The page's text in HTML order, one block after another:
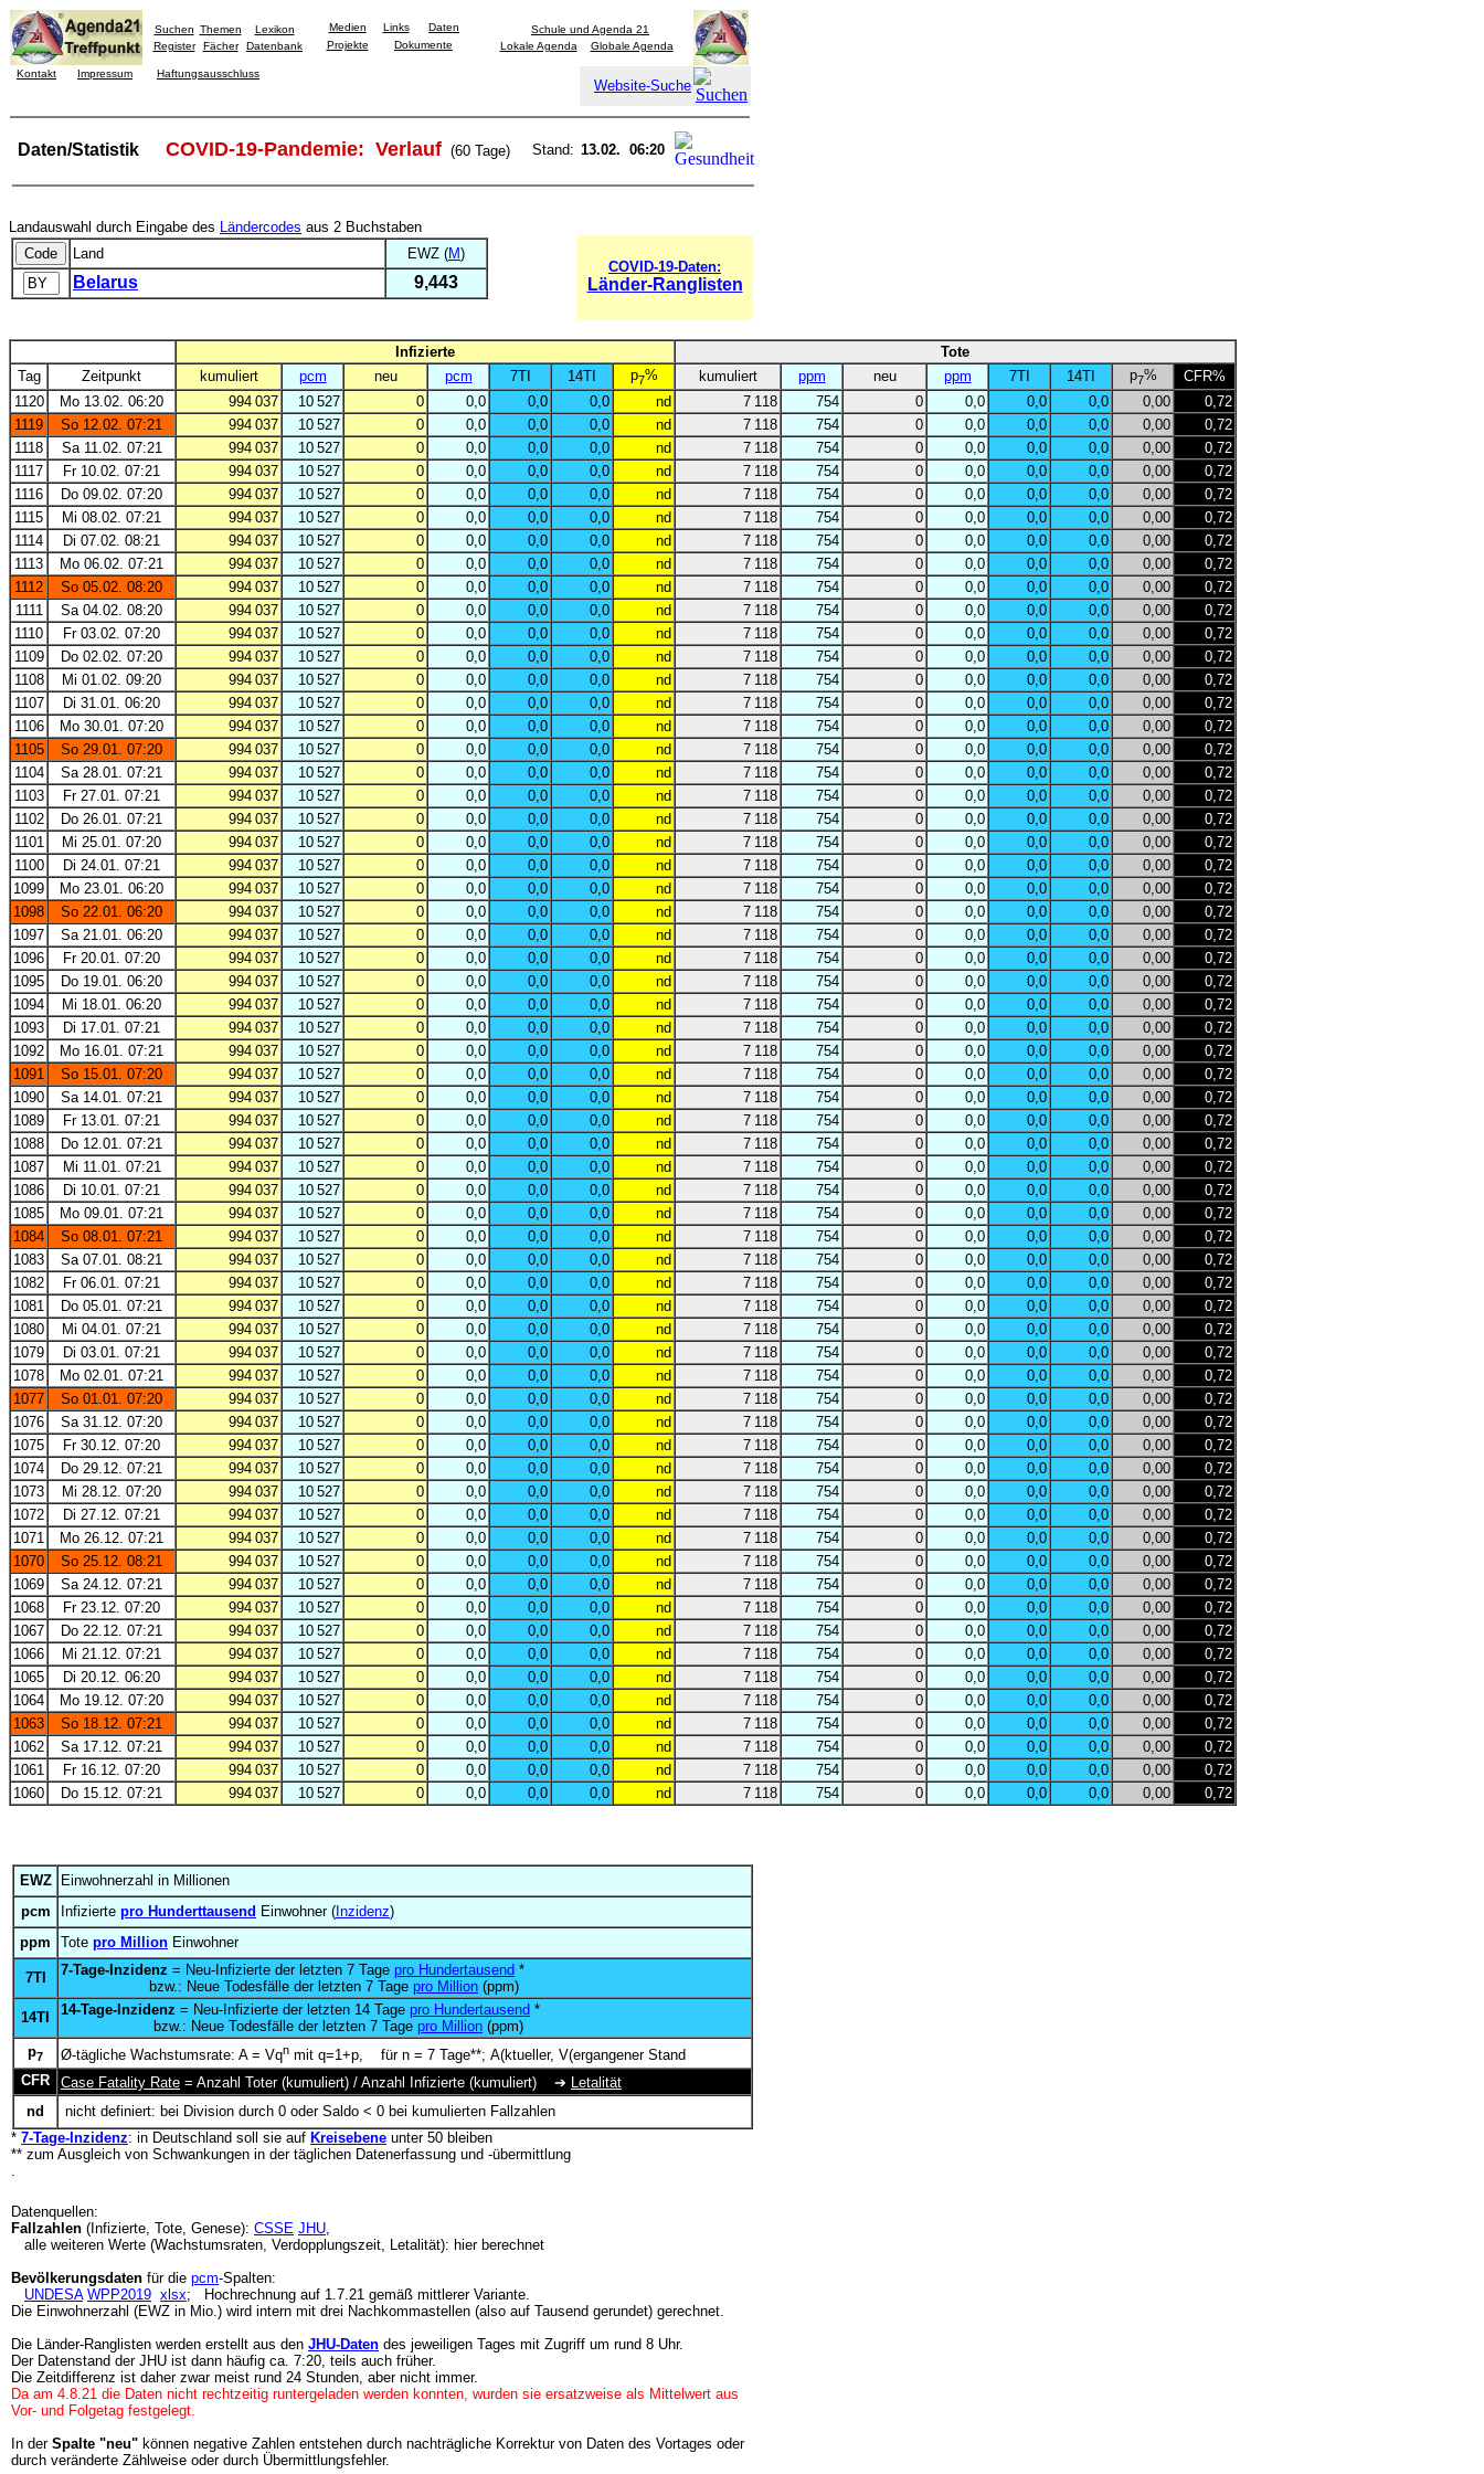
Suchen Themen
Lexikon
Register
Fächer Datenbank
Medien Links
Daten
Projekte
Dokumente
Schule und Agenda 21
Lokale Agenda
Globale Agenda
Kontakt Impressum Haftungsausschluss
Website-Suche
Daten/Statistik COVID-19-Pandemie: Verlauf (60 Tage) Stand: 13.02. 06:20
Landauswahl durch Eingabe des Ländercodes aus 2 Buchstaben
Land
EWZ (M)
Belarus 9,443
COVID-19-Daten:
Länder-Ranglisten
Infizierte
Tote
Tag
Zeitpunkt kumuliert pcm neu pcm 7TI 14TI p7% kumuliert ppm neu ppm 7TI 14TI p7%
CFR%
1120
Mo 13.02. 06:20 994 037 10 527 0 0,0 0,0 0,0 nd 7 118 754 0 0,0 0,0 0,0 0,00
0,72
1119
So 12.02. 07:21 994 037 10 527 0 0,0 0,0 0,0 nd 7 118 754 0 0,0 0,0 0,0 0,00
0,72
1118
Sa 11.02. 07:21 994 037 10 527 0 0,0 0,0 0,0 nd 7 118 754 0 0,0 0,0 0,0 0,00
0,72
1117
Fr 10.02. 07:21 994 037 10 527 0 0,0 0,0 0,0 nd 7 118 754 0 0,0 0,0 0,0 0,00
0,72
1116
Do 09.02. 07:20 994 037 10 527 0 0,0 0,0 0,0 nd 7 118 754 0 0,0 0,0 0,0 0,00
0,72
1115
Mi 08.02. 07:21 994 037 10 527 0 0,0 0,0 0,0 nd 7 118 754 0 0,0 0,0 0,0 0,00
0,72
1114
Di 07.02. 08:21 994 037 10 527 0 0,0 0,0 0,0 nd 7 118 754 0 0,0 0,0 0,0 0,00
0,72
1113
Mo 06.02. 07:21 994 037 10 527 0 0,0 0,0 0,0 nd 7 118 754 0 0,0 0,0 0,0 0,00
0,72
1112
So 05.02. 08:20 994 037 10 527 0 0,0 0,0 0,0 nd 7 118 754 0 0,0 0,0 0,0 0,00
0,72
1111
Sa 04.02. 08:20 994 037 10 527 0 0,0 0,0 0,0 nd 7 118 754 0 0,0 0,0 0,0 0,00
0,72
1110
Fr 03.02. 07:20 994 037 10 527 0 0,0 0,0 0,0 nd 7 118 754 0 0,0 0,0 0,0 0,00
0,72
1109
Do 02.02. 07:20 994 037 10 527 0 0,0 0,0 0,0 nd 7 118 754 0 0,0 0,0 0,0 0,00
0,72
1108
Mi 01.02. 09:20 994 037 10 527 0 0,0 0,0 0,0 nd 7 118 754 0 0,0 0,0 0,0 0,00
0,72
1107
Di 31.01. 06:20 994 037 10 527 0 0,0 0,0 0,0 nd 7 118 754 0 0,0 0,0 0,0 0,00
0,72
1106
Mo 30.01. 07:20 994 037 10 527 0 0,0 0,0 0,0 nd 7 118 754 0 0,0 0,0 0,0 0,00
0,72
1105
So 29.01. 07:20 994 037 10 527 0 0,0 0,0 0,0 nd 7 118 754 0 0,0 0,0 0,0 0,00
0,72
1104
Sa 28.01. 07:21 994 037 10 527 0 0,0 0,0 0,0 nd 7 118 754 0 0,0 0,0 0,0 0,00
0,72
1103
Fr 27.01. 07:21 994 037 10 527 0 0,0 0,0 0,0 nd 7 118 754 0 0,0 0,0 0,0 0,00
0,72
1102
Do 26.01. 07:21 994 037 10 527 0 0,0 0,0 0,0 nd 7 118 754 0 0,0 0,0 0,0 0,00
0,72
1101
Mi 25.01. 07:20 994 037 10 527 0 0,0 0,0 0,0 nd 7 118 754 0 0,0 0,0 0,0 0,00
0,72
1100
Di 24.01. 07:21 994 037 10 527 0 0,0 0,0 0,0 nd 7 118 754 0 0,0 0,0 0,0 0,00
0,72
1099
Mo 23.01. 06:20 994 037 10 527 0 0,0 0,0 0,0 nd 7 118 754 0 0,0 0,0 0,0 0,00
0,72
1098
So 22.01. 06:20 994 037 10 527 0 0,0 0,0 0,0 nd 7 118 754 0 0,0 0,0 0,0 0,00
0,72
1097
Sa 21.01. 06:20 994 037 10 527 0 0,0 0,0 0,0 nd 7 118 754 0 0,0 0,0 0,0 0,00
0,72
1096
Fr 20.01. 07:20 994 037 10 527 0 0,0 0,0 0,0 nd 7 118 754 0 0,0 0,0 0,0 0,00
0,72
1095
Do 19.01. 06:20 994 037 10 527 0 0,0 0,0 0,0 nd 7 118 754 0 0,0 0,0 0,0 0,00
0,72
1094
Mi 18.01. 06:20 994 037 10 527 0 0,0 0,0 0,0 nd 7 118 754 0 0,0 0,0 0,0 0,00
0,72
1093
Di 17.01. 07:21 994 037 10 527 0 0,0 0,0 0,0 nd 7 118 754 0 0,0 0,0 0,0 0,00
0,72
1092
Mo 16.01. 07:21 994 037 10 527 0 0,0 0,0 0,0 nd 7 118 754 0 0,0 0,0 0,0 0,00
0,72
1091
So 15.01. 07:20 994 037 10 527 0 0,0 0,0 0,0 nd 7 118 754 0 0,0 0,0 0,0 0,00
0,72
1090
Sa 14.01. 07:21 994 037 10 527 0 0,0 0,0 0,0 nd 7 118 754 0 0,0 0,0 0,0 0,00
0,72
1089
Fr 13.01. 07:21 994 037 10 527 0 0,0 0,0 0,0 nd 7 118 754 0 0,0 0,0 0,0 0,00
0,72
1088
Do 12.01. 07:21 994 037 10 527 0 0,0 0,0 0,0 nd 7 118 754 0 0,0 0,0 0,0 0,00
0,72
1087
Mi 11.01. 07:21 994 037 10 527 0 0,0 0,0 0,0 nd 7 118 754 0 0,0 0,0 0,0 0,00
0,72
1086
Di 10.01. 07:21 994 037 10 527 0 0,0 0,0 0,0 nd 7 118 754 0 0,0 0,0 0,0 0,00
0,72
1085
Mo 09.01. 07:21 994 037 10 527 0 0,0 0,0 0,0 nd 7 118 754 0 0,0 0,0 0,0 0,00
0,72
1084
So 08.01. 07:21 994 037 10 527 0 0,0 0,0 0,0 nd 7 118 754 0 0,0 0,0 0,0 0,00
0,72
1083
Sa 07.01. 08:21 994 037 10 527 0 0,0 0,0 0,0 nd 7 118 754 0 0,0 0,0 0,0 0,00
0,72
1082
Fr 06.01. 07:21 994 037 10 527 0 0,0 0,0 0,0 nd 7 118 754 0 0,0 0,0 0,0 0,00
0,72
1081
Do 05.01. 07:21 994 037 10 527 0 0,0 0,0 0,0 nd 7 118 754 0 0,0 0,0 0,0 0,00
0,72
1080
Mi 04.01. 07:21 994 037 10 527 0 0,0 0,0 0,0 nd 7 118 754 0 0,0 0,0 0,0 0,00
0,72
1079
Di 03.01. 07:21 994 037 10 527 0 0,0 0,0 0,0 nd 7 118 754 0 0,0 0,0 0,0 0,00
0,72
1078
Mo 02.01. 07:21 994 037 10 527 0 0,0 0,0 0,0 nd 7 118 754 0 0,0 0,0 0,0 0,00
0,72
1077
So 01.01. 07:20 994 037 10 527 0 0,0 0,0 0,0 nd 7 118 754 0 0,0 0,0 0,0 0,00
0,72
1076
Sa 31.12. 07:20 994 037 10 527 0 0,0 0,0 0,0 nd 7 118 754 0 0,0 0,0 0,0 0,00
0,72
1075
Fr 30.12. 07:20 994 037 10 527 0 0,0 0,0 0,0 nd 7 118 754 0 0,0 0,0 0,0 0,00
0,72
1074
Do 29.12. 07:21 994 037 10 527 0 0,0 0,0 0,0 nd 7 118 754 0 0,0 0,0 0,0 0,00
0,72
1073
Mi 28.12. 07:20 994 037 10 527 0 0,0 0,0 0,0 nd 7 118 754 0 0,0 0,0 0,0 0,00
0,72
1072
Di 27.12. 07:21 994 037 10 527 0 0,0 0,0 0,0 nd 7 118 754 0 0,0 0,0 0,0 0,00
0,72
1071
Mo 26.12. 07:21 994 037 10 527 0 0,0 0,0 0,0 nd 7 118 754 0 0,0 0,0 0,0 0,00
0,72
1070
So 25.12. 08:21 994 037 10 527 0 0,0 0,0 0,0 nd 7 118 754 0 0,0 0,0 0,0 0,00
0,72
1069
Sa 24.12. 07:21 994 037 10 527 0 0,0 0,0 0,0 nd 7 118 754 0 0,0 0,0 0,0 0,00
0,72
1068
Fr 23.12. 07:20 994 037 10 527 0 0,0 0,0 0,0 nd 7 118 754 0 0,0 0,0 0,0 0,00
0,72
1067
Do 22.12. 07:21 994 037 10 527 0 0,0 0,0 0,0 nd 7 118 754 0 0,0 0,0 0,0 0,00
0,72
1066
Mi 21.12. 07:21 994 037 10 527 0 0,0 0,0 0,0 nd 7 118 754 0 0,0 0,0 0,0 0,00
0,72
1065
Di 20.12. 06:20 994 037 10 527 0 0,0 0,0 0,0 nd 7 118 754 0 0,0 0,0 0,0 0,00
0,72
1064
Mo 19.12. 07:20 994 037 10 527 0 0,0 0,0 0,0 nd 7 118 754 0 0,0 0,0 0,0 0,00
0,72
1063
So 18.12. 07:21 994 037 10 527 0 0,0 0,0 0,0 nd 7 118 754 0 0,0 0,0 0,0 0,00
0,72
1062
Sa 17.12. 07:21 994 037 10 527 0 0,0 0,0 0,0 nd 7 118 754 0 0,0 0,0 0,0 0,00
0,72
1061
Fr 16.12. 07:20 994 037 10 527 0 0,0 0,0 0,0 nd 7 118 754 0 0,0 0,0 0,0 0,00
0,72
1060
Do 15.12. 07:21 994 037 10 527 0 0,0 0,0 0,0 nd 7 118 754 0 0,0 0,0 0,0 0,00 0,72
EWZ
Einwohnerzahl in Millionen
pcm
Infizierte pro Hunderttausend Einwohner ( Inzidenz)
ppm
Tote pro Million Einwohner
7TI 7-Tage-Inzidenz = Neu-Infizierte der letzten 7 Tage pro Hundertausend *
bzw.: Neue Todesfälle der letzten 7 Tage pro Million (ppm)
14TI
14-Tage-Inzidenz = Neu-Infizierte der letzten 14 Tage pro Hundertausend *
bzw.: Neue Todesfälle der letzten 7 Tage pro Million (ppm)
p7 Ø-tägliche Wachstumsrate: A = Vqn mit q=1+p, für n = 7 Tage**; A(ktueller, V(ergangener Stand
CFR
Case Fatality Rate = Anzahl Toter (kumuliert) / Anzahl Infizierte (kumuliert) ➔ Letalität
nd
nicht definiert: bei Division durch 0 oder Saldo < 0 bei kumulierten Fallzahlen
* 7-Tage-Inzidenz: in Deutschland soll sie auf Kreisebene unter 50 bleiben
** zum Ausgleich von Schwankungen in der täglichen Datenerfassung und -übermittlung
.
Datenquellen:
Fallzahlen (Infizierte, Tote, Genese): CSSE JHU,
alle weiteren Werte (Wachstumsraten, Verdopplungszeit, Letalität): hier berechnet
Bevölkerungsdaten für die pcm-Spalten:
UNDESA WPP2019 xlsx; Hochrechnung auf 1.7.21 gemäß mittlerer Variante.
Die Einwohnerzahl (EWZ in Mio.) wird intern mit drei Nachkommastellen (also auf Tausend gerundet) gerechnet.
Die Länder-Ranglisten werden erstellt aus den JHU-Daten des jeweiligen Tages mit Zugriff um rund 8 Uhr.
Der Datenstand der JHU ist dann häufig ca. 7:20, teils auch früher.
Die Zeitdifferenz ist daher zwar meist rund 24 Stunden, aber nicht immer.
Da am 4.8.21 die Daten nicht rechtzeitig runtergeladen werden konnten, wurden sie ersatzweise als Mittelwert aus
Vor- und Folgetag festgelegt.
In der Spalte "neu" können negative Zahlen entstehen durch nachträgliche Korrektur von Daten des Vortages oder
durch veränderte Zählweise oder durch Übermittlungsfehler.